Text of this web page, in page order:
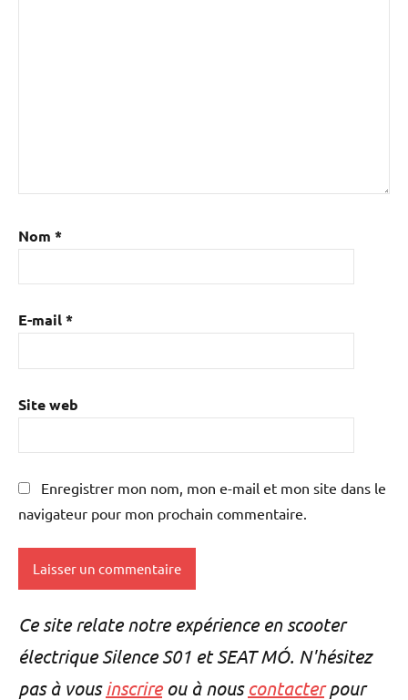
Nom *
E-mail*
Site web
Enregistrer mon nom, mon e-mail et mon site dans le
navigateur pour mon prochain commentaire.
Ce site relate notre expérience en scooter
électrique Silence S01 et SEAT MÓ. N'hésitez
pas à vous inscrireou à nous contacterpour